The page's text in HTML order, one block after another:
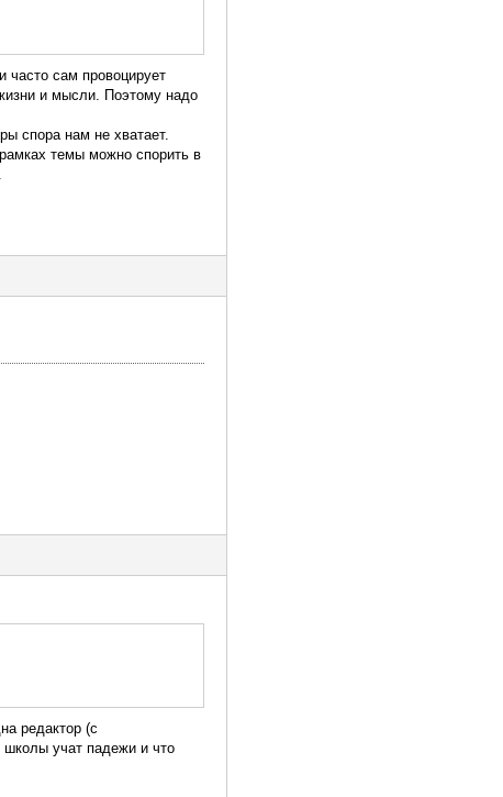
часто сам провоцирует
и мысли. Поэтому надо
спора нам не хватает.
темы можно спорить в
редактор (с
школы учат падежи и что